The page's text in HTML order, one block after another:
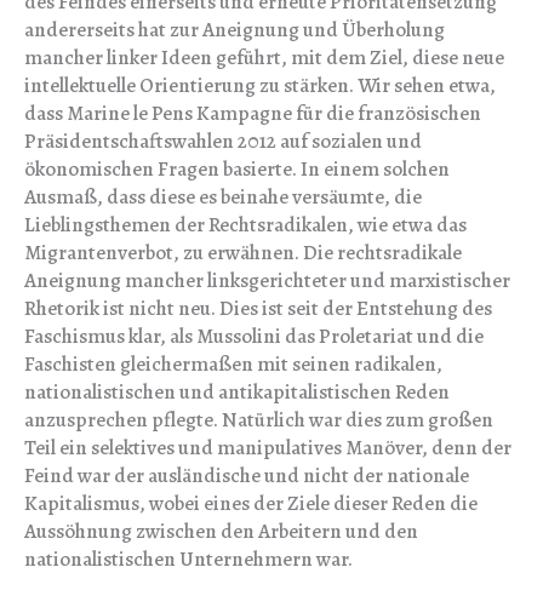
andererseits hat zur Aneignung und Überholung
mancher linker Ideen geführt, mit dem Ziel, diese neue
intellektuelle Orientierung zu stärken. Wir sehen etwa,
dass Marine le Pens Kampagne für die französischen
Präsidentschaftswahlen 2012 auf sozialen und
ökonomischen Fragen basierte. In einem solchen
Ausmaß, dass diese es beinahe versäumte, die
Lieblingsthemen der Rechtsradikalen, wie etwa das
Migrantenverbot, zu erwähnen. Die rechtsradikale
Aneignung mancher linksgerichteter und marxistischer
Rhetorik ist nicht neu. Dies ist seit der Entstehung des
Faschismus klar, als Mussolini das Proletariat und die
Faschisten gleichermaßen mit seinen radikalen,
nationalistischen und antikapitalistischen Reden
anzusprechen pflegte. Natürlich war dies zum großen
Teil ein selektives und manipulatives Manöver, denn der
Feind war der ausländische und nicht der nationale
Kapitalismus, wobei eines der Ziele dieser Reden die
Aussöhnung zwischen den Arbeitern und den
nationalistischen Unternehmern war.